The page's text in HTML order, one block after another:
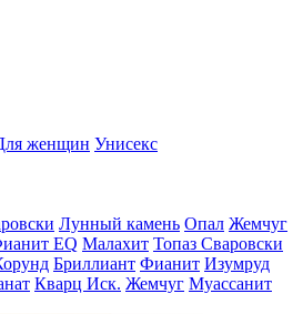
женщин Унисекс
Лунный камень Опал Жемчуг
EQ Малахит Топаз Сваровски
Бриллиант Фианит Изумруд
Кварц Иск. Жемчуг Муассанит